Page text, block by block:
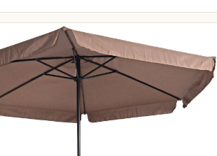
Huidige prijs € 24,95